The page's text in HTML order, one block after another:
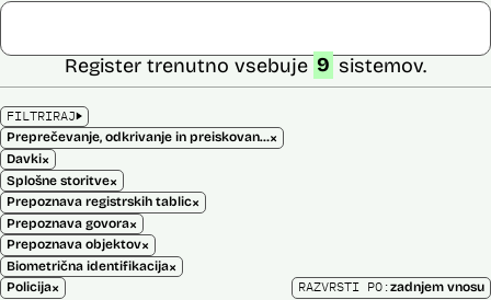
FILTRIRAJ
Preprečevanje, odkrivanje in preiskovanje kaznivih dejanj×
Davki×
Splošne storitve×
Prepoznava registrskih tablic×
Prepoznava govora×
Prepoznava objektov×
Biometrična identifikacija×
Policija×
Register trenutno vsebuje 9 sistemov.
RAZVRSTI PO:zadnjem vnosu